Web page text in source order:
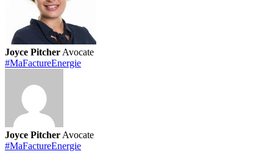
Joyce Pitcher Avocate
#MaFactureEnergie
Joyce Pitcher Avocate
#MaFactureEnergie